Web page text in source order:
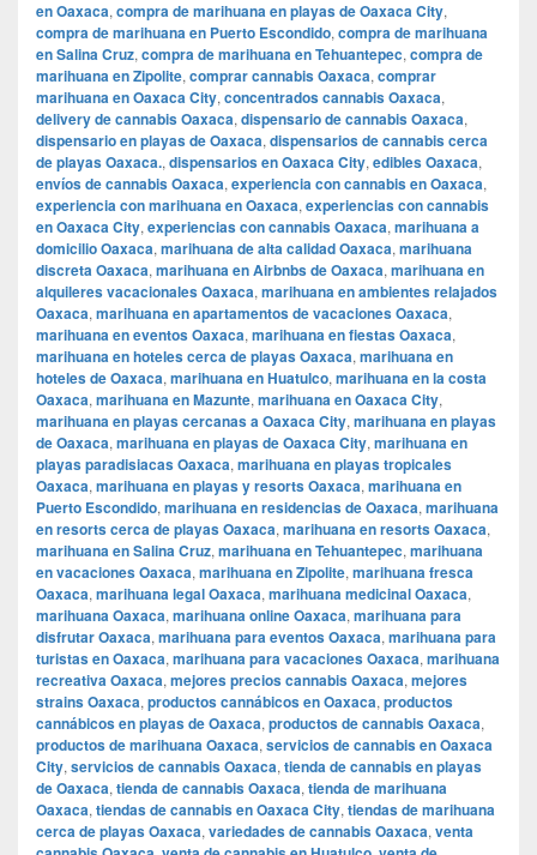
en Oaxaca, compra de marihuana en playas de Oaxaca City,
compra de marihuana en Puerto Escondido, compra de marihuana
en Salina Cruz, compra de marihuana en Tehuantepec, compra de
marihuana en Zipolite, comprar cannabis Oaxaca, comprar
marihuana en Oaxaca City, concentrados cannabis Oaxaca,
delivery de cannabis Oaxaca, dispensario de cannabis Oaxaca,
dispensario en playas de Oaxaca, dispensarios de cannabis cerca
de playas Oaxaca., dispensarios en Oaxaca City, edibles Oaxaca,
envíos de cannabis Oaxaca, experiencia con cannabis en Oaxaca,
experiencia con marihuana en Oaxaca, experiencias con cannabis
en Oaxaca City, experiencias con cannabis Oaxaca, marihuana a
domicilio Oaxaca, marihuana de alta calidad Oaxaca, marihuana
discreta Oaxaca, marihuana en Airbnbs de Oaxaca, marihuana en
alquileres vacacionales Oaxaca, marihuana en ambientes relajados
Oaxaca, marihuana en apartamentos de vacaciones Oaxaca,
marihuana en eventos Oaxaca, marihuana en fiestas Oaxaca,
marihuana en hoteles cerca de playas Oaxaca, marihuana en
hoteles de Oaxaca, marihuana en Huatulco, marihuana en la costa
Oaxaca, marihuana en Mazunte, marihuana en Oaxaca City,
marihuana en playas cercanas a Oaxaca City, marihuana en playas
de Oaxaca, marihuana en playas de Oaxaca City, marihuana en
playas paradisiacas Oaxaca, marihuana en playas tropicales
Oaxaca, marihuana en playas y resorts Oaxaca, marihuana en
Puerto Escondido, marihuana en residencias de Oaxaca, marihuana
en resorts cerca de playas Oaxaca, marihuana en resorts Oaxaca,
marihuana en Salina Cruz, marihuana en Tehuantepec, marihuana
en vacaciones Oaxaca, marihuana en Zipolite, marihuana fresca
Oaxaca, marihuana legal Oaxaca, marihuana medicinal Oaxaca,
marihuana Oaxaca, marihuana online Oaxaca, marihuana para
disfrutar Oaxaca, marihuana para eventos Oaxaca, marihuana para
turistas en Oaxaca, marihuana para vacaciones Oaxaca, marihuana
recreativa Oaxaca, mejores precios cannabis Oaxaca, mejores
strains Oaxaca, productos cannábicos en Oaxaca, productos
cannábicos en playas de Oaxaca, productos de cannabis Oaxaca,
productos de marihuana Oaxaca, servicios de cannabis en Oaxaca
City, servicios de cannabis Oaxaca, tienda de cannabis en playas
de Oaxaca, tienda de cannabis Oaxaca, tienda de marihuana
Oaxaca, tiendas de cannabis en Oaxaca City, tiendas de marihuana
cerca de playas Oaxaca, variedades de cannabis Oaxaca, venta